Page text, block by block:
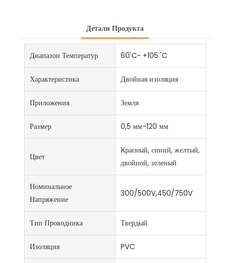
Детали Продукта
Диапазон Температур 60'C~ +105 'C
Характеристика Двойная изоляция
Приложения Земля
Размер 0,5 мм-120 мм
Цвет
Красный, синий, желтый,
двойной, зеленый
Номинальное
Напряжение
300/500V,450/750V
Тип Проводника Твердый
Изоляция PVC